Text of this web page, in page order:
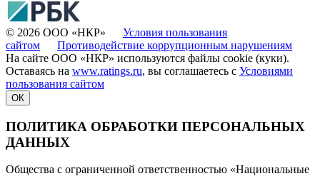
© 2026 ООО «НКР» Условия пользования
сайтом
Противодействие коррупционным нарушениям
На сайте ООО «НКР» используются файлы cookie (куки).
Оставаясь на www.ratings.ru, вы соглашаетесь с Условиями
пользования сайтом
ОК
ПОЛИТИКА ОБРАБОТКИ ПЕРСОНАЛЬНЫХ
ДАННЫХ
Общества с ограниченной ответственностью «Национальные